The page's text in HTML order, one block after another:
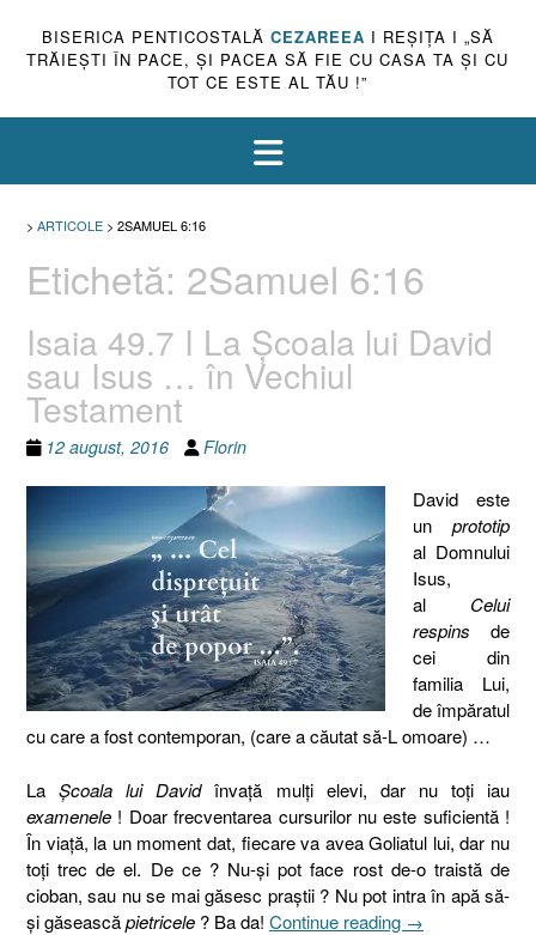
BISERICA PENTICOSTALĂ CEZAREEA I REŞIŢA I „SĂ
TRĂIEŞTI ÎN PACE, ŞI PACEA SĂ FIE CU CASA TA ŞI CU
TOT CE ESTE AL TĂU !”
> ARTICOLE > 2SAMUEL 6:16
Etichetă: 2Samuel 6:16
Isaia 49.7 I La Şcoala lui David
sau Isus … în Vechiul
Testament
12 august, 2016 Florin
David este
un prototip
al Domnului
Isus,
al Celui
respins de
cei din
familia Lui,
de împăratul
cu care a fost contemporan, (care a căutat să-L omoare) …
LaŞcoala lui Davidînvaţă mulţi elevi, dar nu toţi iau
examenele ! Doar frecventarea cursurilor nu este suficientă !
În viaţă, la un moment dat, fiecare va avea Goliatul lui, dar nu
toţi trec de el. De ce ? Nu-şi pot face rost de-o traistă de
cioban, sau nu se mai găsesc praştii ? Nu pot intra în apă să-
şi găseascăpietricele ? Ba da! Continue reading „Isaia
→